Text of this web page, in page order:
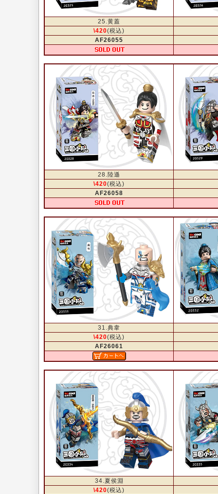
25.黄蓋
\420(税込)
AF26055
28.陸遜
\420(税込)
AF26058
31.典韋
\420(税込)
AF26061
34.夏侯淵
\420(税込)